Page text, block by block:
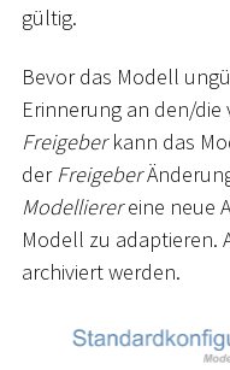
gültig.
Bevor das Modell
Erinnerung an den/
Freigeberkann das
derFreigeber
Modellierereine neue
Modell zu adaptieren.
archiviert werden.